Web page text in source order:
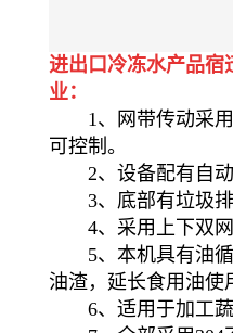
进出口冷冻水产品宿
业：
1、网带传动采用
可控制。
2、设备配有自动
3、底部有垃圾排
4、采用上下双网
5、本机具有油循
油渣，延长食用油使
6、适用于加工蔬